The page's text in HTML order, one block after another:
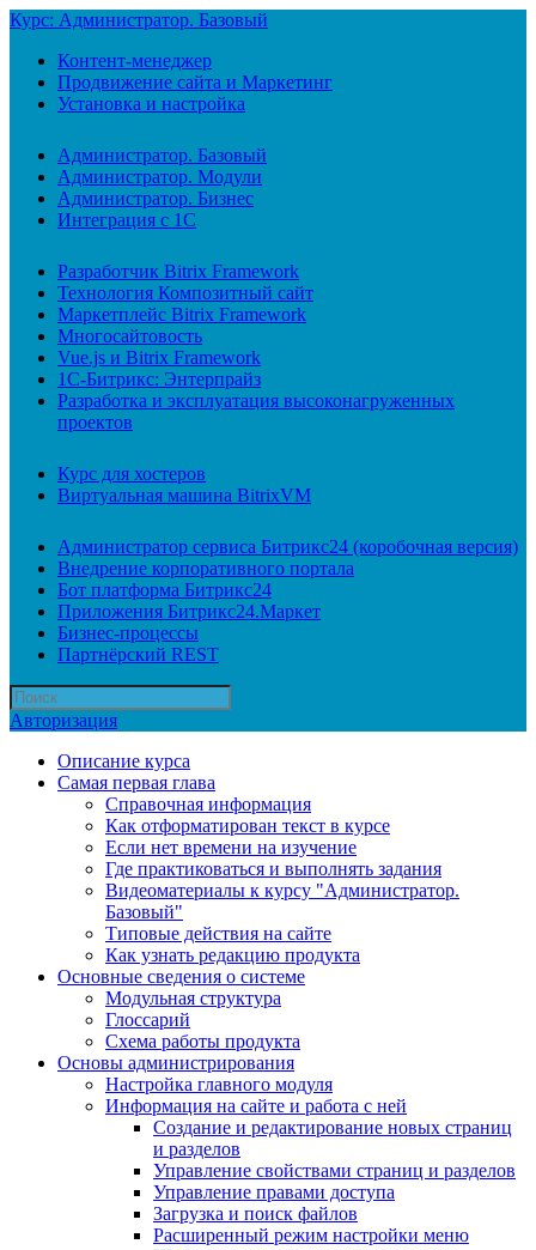
Курс: Администратор. Базовый
Контент-менеджер
Продвижение сайта и Маркетинг
Установка и настройка
Администратор. Базовый
Администратор. Модули
Администратор. Бизнес
Интеграция с 1С
Разработчик Bitrix Framework
Технология Композитный сайт
Маркетплейс Bitrix Framework
Многосайтовость
Vue.js и Bitrix Framework
1С-Битрикс: Энтерпрайз
Разработка и эксплуатация высоконагруженных
проектов
Курс для хостеров
Виртуальная машина BitrixVM
Администратор сервиса Битрикс24 (коробочная версия)
Внедрение корпоративного портала
Бот платформа Битрикс24
Приложения Битрикс24.Маркет
Бизнес-процессы
Партнёрский REST
Авторизация
Описание курса
Самая первая глава
Справочная информация
Как отформатирован текст в курсе
Если нет времени на изучение
Где практиковаться и выполнять задания
Видеоматериалы к курсу "Администратор.
Базовый"
Типовые действия на сайте
Как узнать редакцию продукта
Основные сведения о системе
Модульная структура
Глоссарий
Схема работы продукта
Основы администрирования
Настройка главного модуля
Информация на сайте и работа с ней
Создание и редактирование новых страниц
и разделов
Управление свойствами страниц и разделов
Управление правами доступа
Загрузка и поиск файлов
Расширенный режим настройки меню